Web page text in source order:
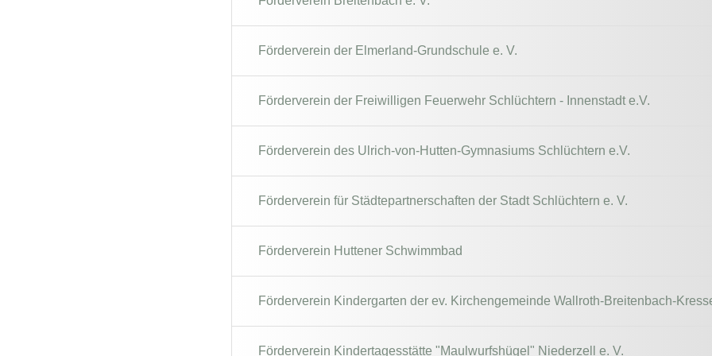
Förderverein der Elmerland-Grundschule e. V.
Förderverein der Freiwilligen Feuerwehr Schlüchtern - Innenstadt e.V.
Förderverein des Ulrich-von-Hutten-Gymnasiums Schlüchtern e.V.
Förderverein für Städtepartnerschaften der Stadt Schlüchtern e. V.
Förderverein Huttener Schwimmbad
Förderverein Kindergarten der ev. Kirchengemeinde Wallroth-Breitenbach-
Förderverein Kindertagesstätte "Maulwurfshügel" Niederzell e. V.